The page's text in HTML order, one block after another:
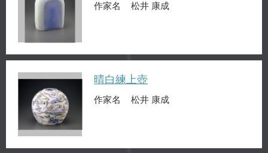
作家名 松井 康成
晴白練上壺
作家名 松井 康成